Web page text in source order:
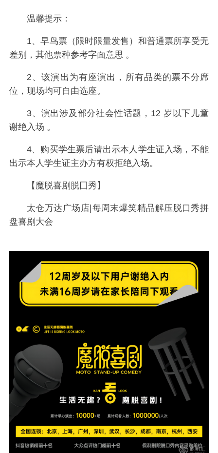
温馨提示：
1、早鸟票（限时限量发售）和普通票所享受无
差别，其他票种参考字面意思 。
2、该演出为有座演出，所有品类的票不分席
位，现场均可自由选座。
3、演出涉及部分社会性话题，12 岁以下儿童
谢绝入场 。
4、购买学生票后请出示本人学生证入场，不能
出示本人学生证主办方有权拒绝入场。
【魔脱喜剧脱囗秀】
太仓万达广场店|每周末爆笑精品解压脱口秀拼
盘喜剧大会